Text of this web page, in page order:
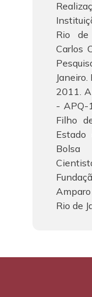
Rio de
Carlos
2011.
- APQ-
Filho
Bolsa
Rio de